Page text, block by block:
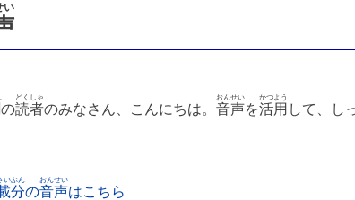
い
の読者
どくしゃ
のみなさん、こんにちは。 音声
おんせい
を活用
かつよう
して、し
分
いぶん
の音声
おんせい
はこちら